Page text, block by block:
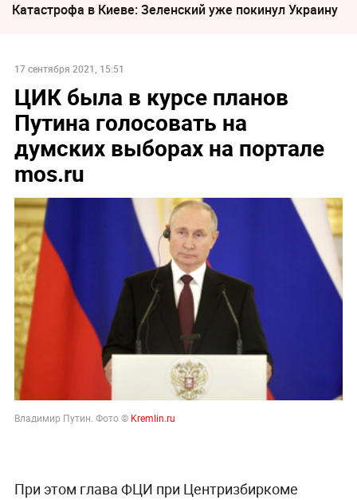
Катастрофа в Киеве: Зеленский уже покинул Украину
17 сентября 2021, 15:51
ЦИК была в курсе планов
Путина голосовать на
думских выборах на портале
mos.ru
Владимир Путин. Фото © Kremlin.ru
При этом глава ФЦИ при Центризбиркоме